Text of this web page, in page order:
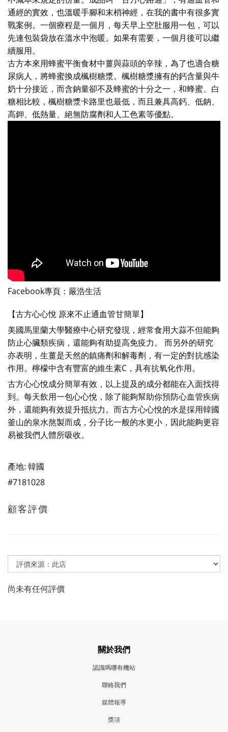
通經的實效，也溫暖手腳和末梢神經，在我的書中有很多實
戰案例。一個療程是一個月，每天早上空肚服用一包，可以
先連包裝袋放在溫水中泡暖。如果有需要，一個月後可以繼
續服用。
古方本來用蜂蜜平衡食材中薑與蒜頭的辛辣，為了也適合糖
尿病人，將蜂蜜換成楓樹糖漿。楓樹糖漿擁有的鈣含量與牛
奶十分接近，而含鈉量卻不及蜂蜜的十分之一，和蜂蜜、白
糖相比較，楓樹糖漿卡路里也最低，而且兼具高鈣、低鈉、
高鉀、低熱量、絕無防腐劑和人工色素等優點。
Facebook專頁：嚴浩生活
【古方心心悅 原來不止通血管甘簡單】
美國馬里蘭大學醫療中心研究發現，經常食用大蒜不但能夠
防止心臟類疾病，還能夠有助提高免疫力。 而另外的研究
亦表明，生薑是天然的鎮痛劑和解毒劑，有一定的對抗感染
作用。檸檬中含有豐富的維生素C，具有抗氧化作用。
古方心心悅成分簡單有效，以上提及的成分都能在入面找得
到。每天飲用一包心心悅，除了能夠幫助你預防心血管疾病
外，還能夠有效提升抵抗力。而古方心心悅的水是採用韓國
釜山的泉水熬製而成，分子比一般的水更小，因此能夠更容
易被我們人體所吸收。
產地: 韓國
#7181028
顧客評價
尚未有任何評價
關於我們
認識嗎哪有機站
聯絡我們
媒體報導
獎項